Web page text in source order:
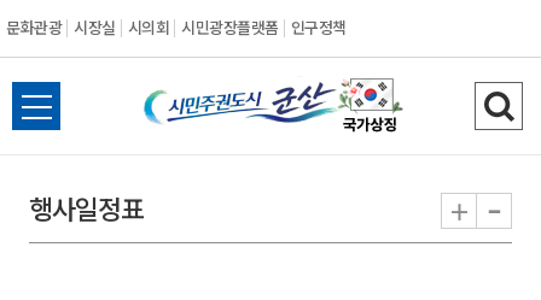
문화관광 시장실 시의회 시민광장플랫폼 인구정책
시
민
전
체
뉴
열
검
색
기
행사일정표 + -